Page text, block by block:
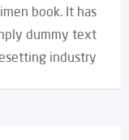
book. It has
dummy text
industry